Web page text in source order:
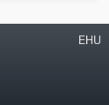
EHU